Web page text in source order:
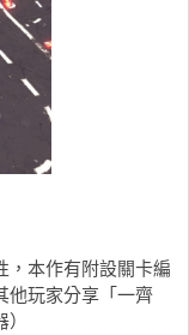
，本作有附設關卡編
他玩家分享「一齊